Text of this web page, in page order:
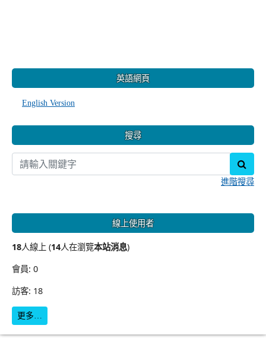
英語網頁
English Version
搜尋
進階搜尋
線上使用者
18人線上 (14人在瀏覽本站消息)
會員: 0
訪客: 18
更多…